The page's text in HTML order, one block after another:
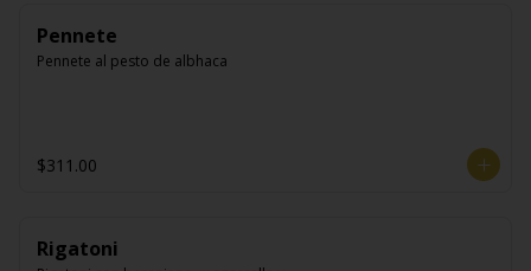
Pennete
Pennete al pesto de albhaca
$311.00
Rigatoni